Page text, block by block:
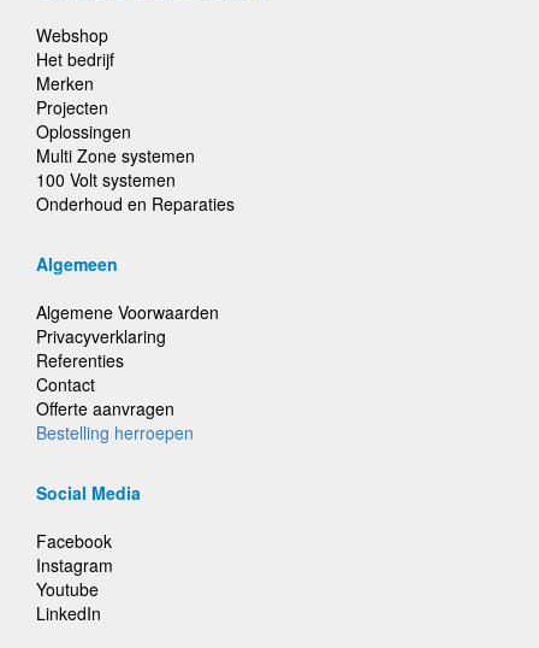
Webshop
Het bedrijf
Merken
Projecten
Oplossingen
Multi Zone systemen
100 Volt systemen
Onderhoud en Reparaties
Algemeen
Algemene Voorwaarden
Privacyverklaring
Referenties
Contact
Offerte aanvragen
Bestelling herroepen
Social Media
Facebook
Instagram
Youtube
LinkedIn